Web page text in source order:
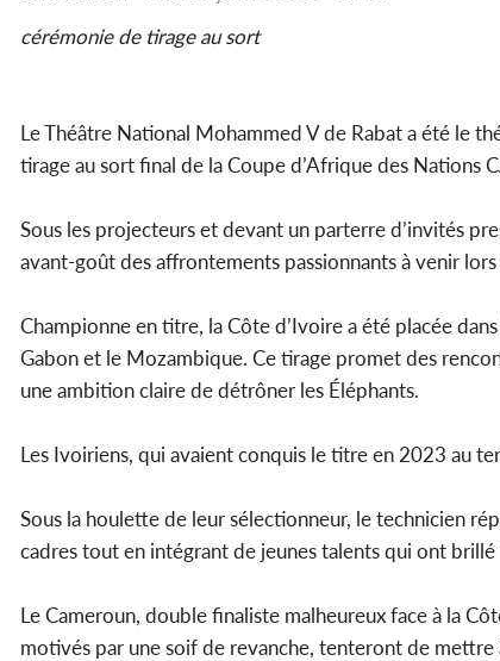
cérémonie de tirage au sort
Le Théâtre National Mohammed V de Rabat a été le
tirage au sort final de la Coupe d’Afrique des Nations
Sous les projecteurs et devant un parterre d’invités
avant-goût des affrontements passionnants à venir
Championne en titre, la Côte d’Ivoire a été placée
Gabon et le Mozambique. Ce tirage promet des
une ambition claire de détrôner les Éléphants.
Les Ivoiriens, qui avaient conquis le titre en 2023 au
Sous la houlette de leur sélectionneur, le technicien
cadres tout en intégrant de jeunes talents qui ont
Le Cameroun, double finaliste malheureux face à la
motivés par une soif de revanche, tenteront de mettre